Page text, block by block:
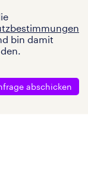
bin damit
abschicken